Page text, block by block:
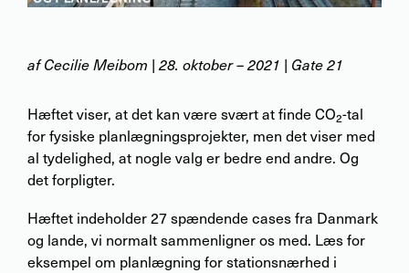
afCecilie Meibom |28. oktober – 2021 | Gate 21
Hæftet viser, at det kan være svært at finde CO2-tal
for fysiske planlægningsprojekter, men det viser med
al tydelighed, at nogle valg er bedre end andre. Og
det forpligter.
Hæftet indeholder 27 spændende cases fra Danmark
og lande, vi normalt sammenligner os med. Læs for
eksempel om planlægning for stationsnærhed i